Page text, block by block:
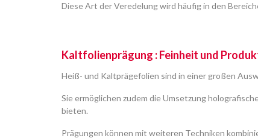
Diese Art der Veredelung wird häufig in den
Kaltfolienprägung : Feinheit und
Heiß- und Kaltprägefolien sind in einer großen
Sie ermöglichen zudem die Umsetzung
bieten.
Prägungen können mit weiteren Techniken